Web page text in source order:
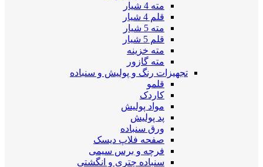
مته 4 شیار
قلم 4 شیار
مته 5 شیار
قلم 5 شیار
مته خزینه
مته گازور
تجهیزات رنگ و پولیش و سنباده
قلمو
کاردک
مواد پولیش
پد پولیش
ورق سنباده
صفحه فلاپ دیسک
فرچه و برس سیمی
سنباده چتری و انگشتی